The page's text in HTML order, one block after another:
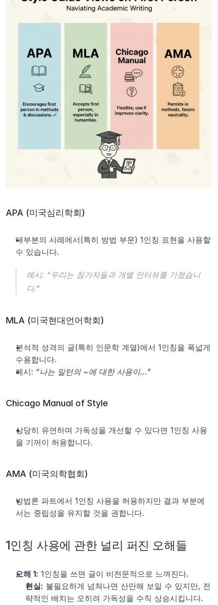
APA (미국심리학회)
대부분의 사례에서(특히 방법 부문) 1인칭 표현을 사용할
수 있습니다.
예시: “우리는 참가자들과 개별 인터뷰를 가졌습니
다.”
MLA (미국현대언어학회)
분석적 성격의 글(특히 인문학 계열)에서 1인칭을 폭넓게
수용합니다.
예시: “나는 밀턴의 ~에 대한 사용이...”
Chicago Manual of Style
상당히 유연하며 가독성을 개선할 수 있다면 1인칭 사용
을 기꺼이 허용합니다.
AMA (미국의학협회)
방법론 파트에서 1인칭 사용을 허용하지만 결과 부분에
서는 중립성을 유지할 것을 권합니다.
1인칭 사용에 관한 널리 퍼진 오해들
오해 1: 1인칭을 쓰면 글이 비전문적으로 느껴진다.
현실: 불필요하게 넘쳐나면 산만해 보일 수 있지만, 전
략적인 배치는 오히려 가독성을 수직 상승시킵니다.